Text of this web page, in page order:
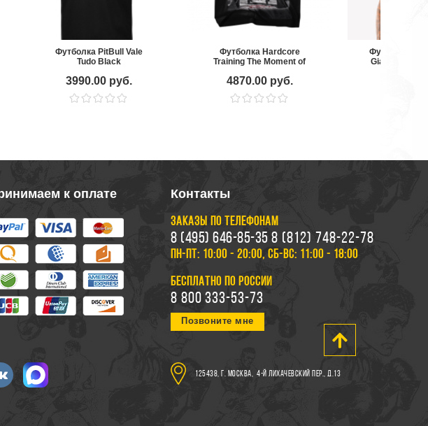
Футболка PitBull Vale
Tudo Black
3990.00 руб.
Футболка Hardcore
Training The Moment of
4870.00 руб.
Футболка
Giant Black/
к оплате Контакты
ЗАКАЗЫ ПО ТЕЛЕФОНАМ
8 (495) 646-85-35 8 (812) 748-22-78
ПН-ПТ: 10:00 - 20:00, СБ-ВС: 11:00 - 18:00
БЕСПЛАТНО ПО РОССИИ
8 800 333-53-73
Позвоните мне
125438, г. Москва, 4-й Лихачевский пер., д.13